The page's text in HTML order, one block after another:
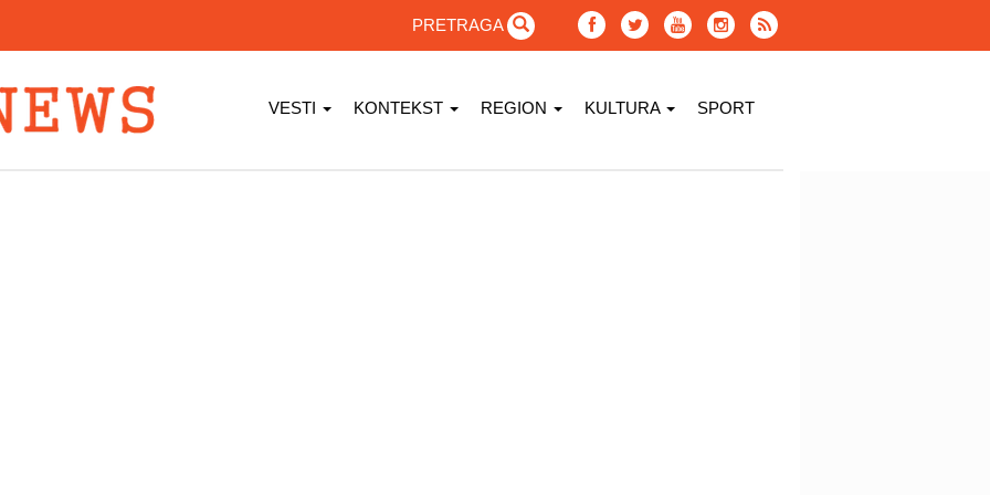
PRETRAGA
VESTI KONTEKST REGION KULTURA SPORT